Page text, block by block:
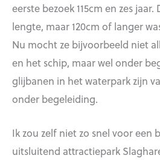
eerste bezoek 115cm en zes
lengte, maar 120cm of langer
Nu mocht ze bijvoorbeeld niet
en het schip, maar wel onder
glijbanen in het waterpark zijn
onder begeleiding.
Ik zou zelf niet zo snel voor een
uitsluitend attractiepark